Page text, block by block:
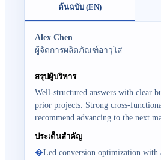
ต้นฉบับ (EN)
Alex Chen
ผู้จัดการผลิตภัณฑ์อาวุโส
สรุปผู้บริหาร
Well-structured answers with clear
prior projects. Strong cross-
recommend advancing to the next
ประเด็นสำคัญ
Led conversion optimization